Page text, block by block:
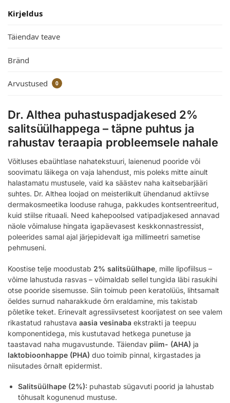
Kirjeldus
Täiendav teave
Bränd
Arvustused 0
Dr. Althea puhastuspadjakesed 2%
salitsüülhappega – täpne puhtus ja
rahustav teraapia probleemsele nahale
Võitluses ebaühtlase nahatekstuuri, laienenud pooride või
soovimatu läikega on vaja lahendust, mis poleks mitte ainult
halastamatu mustusele, vaid ka säästev naha kaitsebarjääri
suhtes. Dr. Althea loojad on meisterlikult ühendanud aktiivse
dermakosmeetika looduse rahuga, pakkudes kontsentreeritud,
kuid stiilse rituaali. Need kahepoolsed vatipadjakesed annavad
näole võimaluse hingata igapäevasest keskkonnastressist,
poleerides samal ajal järjepidevalt iga millimeetri sametise
pehmuseni.
Koostise telje moodustab 2% salitsüülhape, mille lipofiilsus –
võime lahustuda rasvas – võimaldab sellel tungida läbi rasukihi
otse pooride sisemusse. Siin toimub peen keratolüüs, lihtsamalt
öeldes surnud naharakkude õrn eraldamine, mis takistab
põletike teket. Erinevalt agressiivsetest koorijatest on see valem
rikastatud rahustava aasia vesinaba ekstrakti ja teepuu
komponentidega, mis kustutavad hetkega punetuse ja
taastavad naha mugavustunde. Täiendav piim- (AHA) ja
laktobioonhappe (PHA) duo toimib pinnal, kirgastades ja
niisutades õrnalt epidermist.
Salitsüülhape (2%): puhastab sügavuti poorid ja lahustab
tõhusalt kogunenud mustuse.